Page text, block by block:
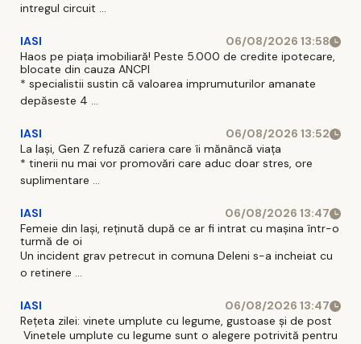
intregul circuit ...
IASI
06/08/2026 13:58
Haos pe piața imobiliară! Peste 5.000 de credite ipotecare,
blocate din cauza ANCPI
* specialistii sustin că valoarea imprumuturilor amanate
depăseste 4 ...
IASI
06/08/2026 13:52
La Iași, Gen Z refuză cariera care îi mănâncă viața
* tinerii nu mai vor promovări care aduc doar stres, ore
suplimentare ...
IASI
06/08/2026 13:47
Femeie din Iași, reținută după ce ar fi intrat cu mașina într-o
turmă de oi
Un incident grav petrecut in comuna Deleni s-a incheiat cu
o retinere ...
IASI
06/08/2026 13:47
Rețeta zilei: vinete umplute cu legume, gustoase și de post
Vinetele umplute cu legume sunt o alegere potrivită pentru